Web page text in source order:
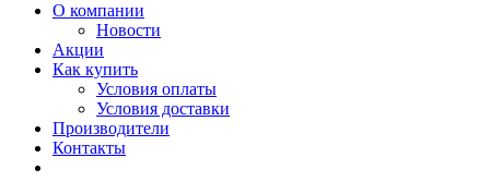
О компании
Новости
Акции
Как купить
Условия оплаты
Условия доставки
Производители
Контакты